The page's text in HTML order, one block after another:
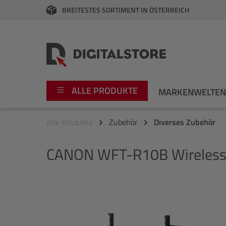
Zur Hauptnavigation springen
BREITESTES SORTIMENT IN ÖSTERREICH
ALLE PRODUKTE MARKENWELTEN
Video
Fujifilm
Alle Produkte Zubehör Diverses Zubehör
CANON WFT-R10B